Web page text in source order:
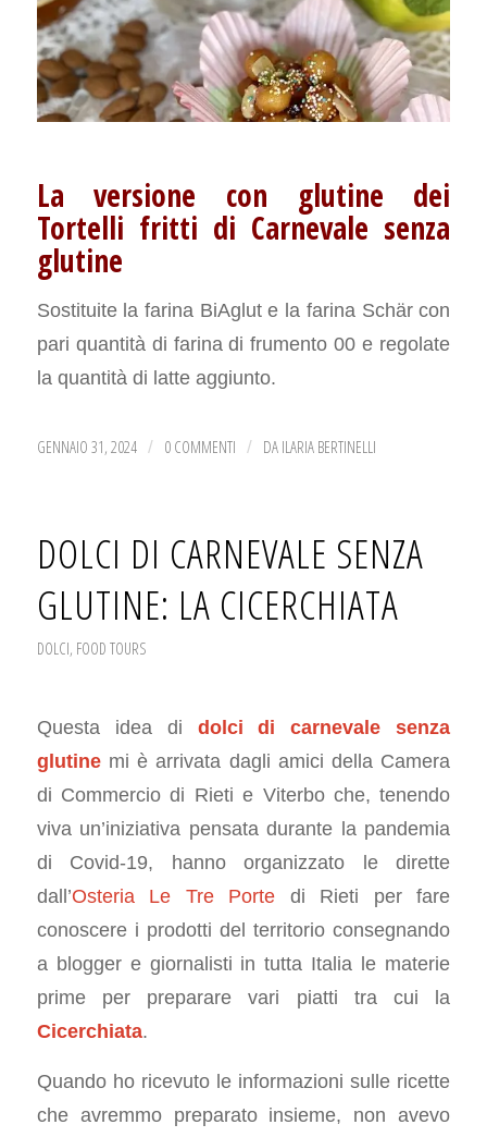
La versione con glutine dei
Tortelli fritti di Carnevale senza
glutine
Sostituite la farina BiAglut e la farina Schär con
pari quantità di farina di frumento 00 e regolate
la quantità di latte aggiunto.
GENNAIO 31, 2024 / 0 COMMENTI / DA ILARIA BERTINELLI
DOLCI DI CARNEVALE SENZA
GLUTINE: LA CICERCHIATA
DOLCI, FOOD TOURS
Questa idea di dolci di carnevale senza
glutinemi è arrivata dagli amici della Camera
di Commercio di Rieti e Viterbo che, tenendo
viva un’iniziativa pensata durante la pandemia
di Covid-19, hanno organizzato le dirette
dall’Osteria Le Tre Porte di Rieti per fare
conoscere i prodotti del territorio consegnando
a blogger e giornalisti in tutta Italia le materie
prime per preparare vari piatti tra cui la
Cicerchiata.
Quando ho ricevuto le informazioni sulle ricette
che avremmo preparato insieme, non avevo